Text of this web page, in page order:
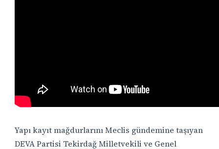
Yapı kayıt mağdurlarını Meclis gündemine taşıyan
DEVA Partisi Tekirdağ Milletvekili ve Genel